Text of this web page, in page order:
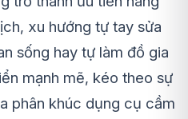
xu hướng tự tay sửa
sống hay tự làm đồ gia
mạnh mẽ, kéo theo sự
phân khúc dụng cụ cầm